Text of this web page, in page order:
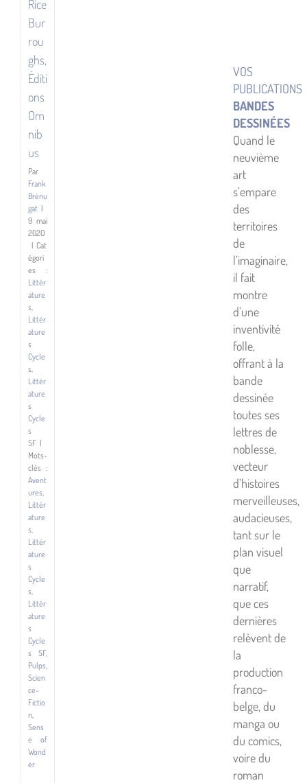
Rice
Bur
rou
ghs,
Éditi
ons
Om
nib
us
Par
Frank
Brénu
gat |
9 mai
2020
| Cat
égori
es :
Littér
ature
s,
Littér
ature
s
Cycle
s,
Littér
ature
s
Cycle
s
SF |
Mots-
clés :
Avent
ures,
Littér
ature
s,
Littér
ature
s
Cycle
s,
Littér
ature
s
Cycle
s SF,
Pulps,
Scien
ce-
Fictio
n,
Sens
e of
Wond
er
VOS
PUBLICATIONS
BANDES
DESSINÉES
Quand le
neuvième
art
s’empare
des
territoires
de
l’imaginaire,
il fait
montre
d’une
inventivité
folle,
offrant à la
bande
dessinée
toutes ses
lettres de
noblesse,
vecteur
d’histoires
merveilleuses,
audacieuses,
tant sur le
plan visuel
que
narratif,
que ces
dernières
relèvent de
la
production
franco-
belge, du
manga ou
du comics,
voire du
roman